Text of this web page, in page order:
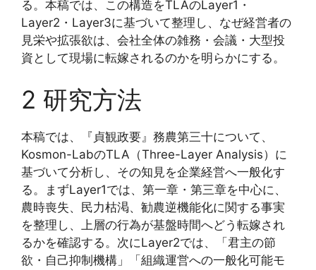
る。本稿では、この構造をTLAのLayer1・
Layer2・Layer3に基づいて整理し、なぜ経営者の
見栄や拡張欲は、会社全体の雑務・会議・大型投
資として現場に転嫁されるのかを明らかにする。
2 研究方法
本稿では、『貞観政要』務農第三十について、
Kosmon-LabのTLA（Three-Layer Analysis）に
基づいて分析し、その知見を企業経営へ一般化す
る。まずLayer1では、第一章・第三章を中心に、
農時喪失、民力枯渇、勧農逆機能化に関する事実
を整理し、上層の行為が基盤時間へどう転嫁され
るかを確認する。次にLayer2では、「君主の節
欲・自己抑制機構」「組織運営への一般化可能モ